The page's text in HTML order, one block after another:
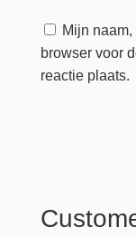
Mijn
browser voor
reactie plaats.